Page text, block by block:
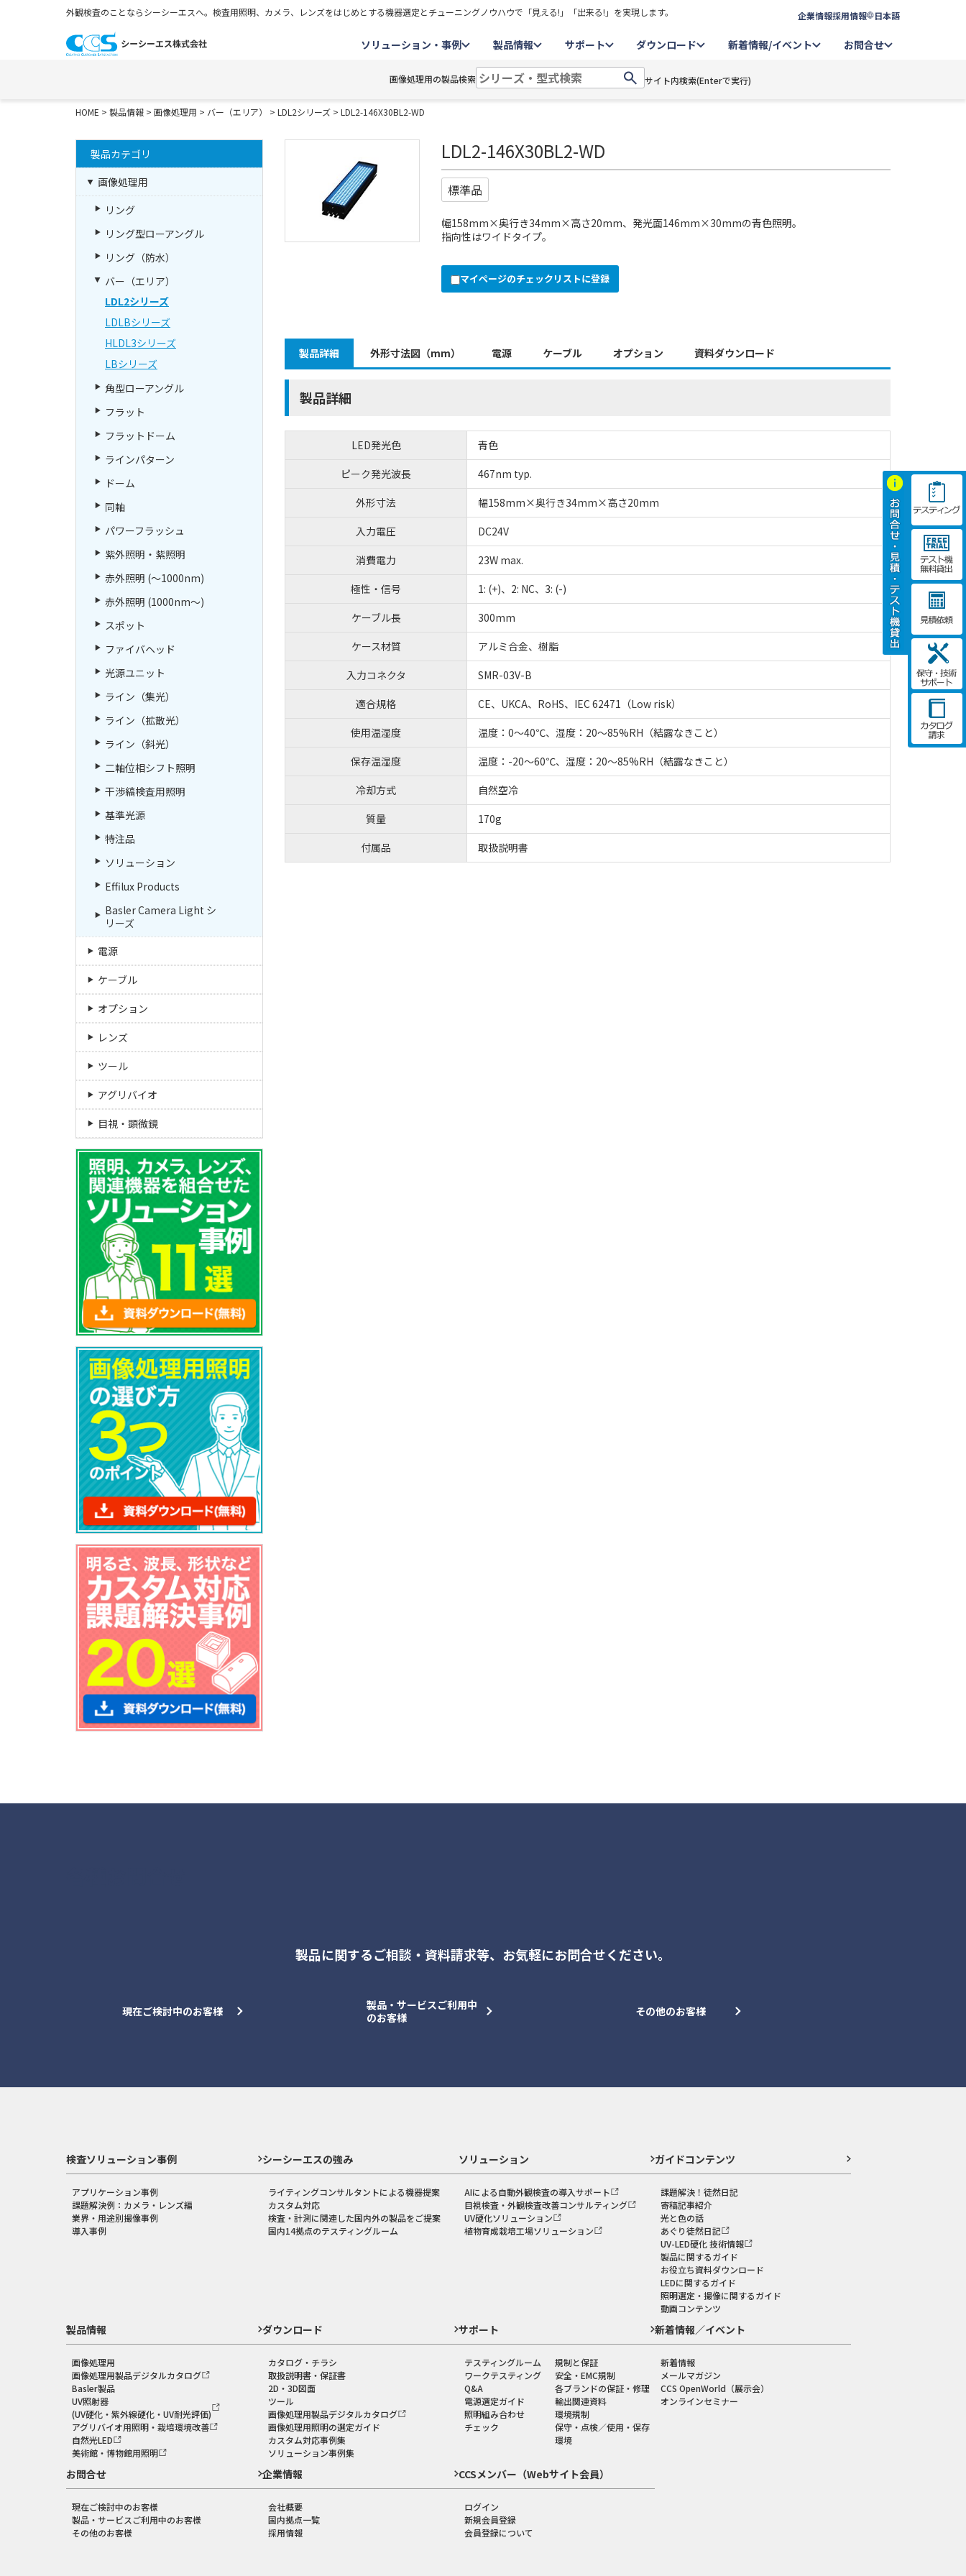
外観検査のことならシーシーエスへ。検査用照明、カメラ、レンズをはじめとする機器選定とチューニングノウハウで「見える!」「出来る!」を実現します。 企業情報採用情報 日本語
ソリューション・事例 製品情報 サポート ダウンロード 新着情報/イベント お問合せ
画像処理用の製品検索 サイト内検索(Enterで実行)
HOME > 製品情報 > 画像処理用 > バー（エリア） > LDL2シリーズ > LDL2-146X30BL2-WD
LDL2-146X30BL2-WD
標準品
幅158mm×奥行き34mm×高さ20mm、発光面146mm×30mmの青色照明。
指向性はワイドタイプ。
マイページのチェックリストに登録
製品詳細 外形寸法図（mm） 電源 ケーブル オプション 資料ダウンロード
製品詳細
LED発光色
青色
ピーク発光波長
467nm typ.
外形寸法
幅158mm×奥行き34mm×高さ20mm
入力電圧
DC24V
消費電力
23W max.
極性・信号
1: (+)、2: NC、3: (-)
ケーブル長
300mm
ケース材質
アルミ合金、樹脂
入力コネクタ
SMR-03V-B
適合規格
CE、UKCA、RoHS、IEC 62471（Low risk）
使用温湿度
温度：0～40℃、湿度：20～85%RH（結露なきこと）
保存温湿度
温度：-20～60℃、湿度：20～85%RH（結露なきこと）
冷却方式
自然空冷
質量
170g
付属品
取扱説明書
製品カテゴリ
画像処理用
リング
リング型ローアングル
リング（防水）
バー（エリア）
LDL2シリーズ
LDLBシリーズ
HLDL3シリーズ
LBシリーズ
角型ローアングル
フラット
フラットドーム
ラインパターン
ドーム
同軸
パワーフラッシュ
紫外照明・紫照明
赤外照明 (～1000nm)
赤外照明 (1000nm～)
スポット
ファイバヘッド
光源ユニット
ライン（集光）
ライン（拡散光）
ライン（斜光）
二軸位相シフト照明
干渉縞検査用照明
基準光源
特注品
ソリューション
Effilux Products
Basler Camera Light シ
リーズ
電源
ケーブル
オプション
レンズ
ツール
アグリバイオ
目視・顕微鏡
製品に関するご相談・資料請求等、 お気軽にお問合せください。
現在ご検討中のお客様
製品・サービスご利用中
のお客様
その他のお客様
検査ソリューション事例
アプリケーション事例
課題解決例：カメラ・レンズ編
業界・用途別撮像事例
導入事例
シーシーエスの強み
ライティングコンサルタントによる機器提案
カスタム対応
検査・計測に関連した国内外の製品をご提案
国内14拠点のテスティングルーム
ソリューション
AIによる自動外観検査の導入サポート
目視検査・外観検査改善コンサルティング
UV硬化ソリューション
植物育成栽培工場ソリューション
ガイドコンテンツ
課題解決！徒然日記
寄稿記事紹介
光と色の話
あぐり徒然日記
UV-LED硬化 技術情報
製品に関するガイド
お役立ち資料ダウンロード
LEDに関するガイド
照明選定・撮像に関するガイド
動画コンテンツ
製品情報
画像処理用
画像処理用製品デジタルカタログ
Basler製品
UV照射器
(UV硬化・紫外線硬化・UV耐光評価)
アグリバイオ用照明・栽培環境改善
自然光LED
美術館・博物館用照明
ダウンロード
カタログ・チラシ
取扱説明書・保証書
2D・3D図面
ツール
画像処理用製品デジタルカタログ
画像処理用照明の選定ガイド
カスタム対応事例集
ソリューション事例集
サポート
テスティングルーム
ワークテスティング
Q&A
電源選定ガイド
照明組み合わせ
チェック
規制と保証
安全・EMC規制
各ブランドの保証・修理
輸出関連資料
環境規制
保守・点検／使用・保存
環境
新着情報／イベント
新着情報
メールマガジン
CCS OpenWorld（展示会）
オンラインセミナー
お問合せ
現在ご検討中のお客様
製品・サービスご利用中のお客様
その他のお客様
企業情報
会社概要
国内拠点一覧
採用情報
CCSメンバー（Webサイト会員）
ログイン
新規会員登録
会員登録について